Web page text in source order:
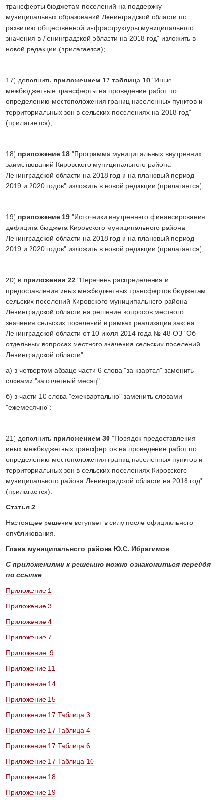
трансферты бюджетам поселений на поддержку
муниципальных образований Ленинградской области по
развитию общественной инфраструктуры муниципального
значения в Ленинградской области на 2018 год" изложить в
новой редакции (прилагается);
17) дополнить приложением 17 таблица 10 "Иные
межбюджетные трансферты на проведение работ по
определению местоположения границ населенных пунктов и
территориальных зон в сельских поселениях на 2018 год"
(прилагается);
18) приложение 18 "Программа муниципальных внутренних
заимствований Кировского муниципального района
Ленинградской области на 2018 год и на плановый период
2019 и 2020 годов" изложить в новой редакции (прилагается);
19) приложение 19 "Источники внутреннего финансирования
дефицита бюджета Кировского муниципального района
Ленинградской области на 2018 год и на плановый период
2019 и 2020 годов" изложить в новой редакции (прилагается);
20) в приложении 22 "Перечень распределения и
предоставления иных межбюджетных трансфертов бюджетам
сельских поселений Кировского муниципального района
Ленинградской области на решение вопросов местного
значения сельских поселений в рамках реализации закона
Ленинградской области от 10 июля 2014 года № 48-ОЗ "Об
отдельных вопросах местного значения сельских поселений
Ленинградской области":
а) в четвертом абзаце части 6 слова "за квартал" заменить
словами "за отчетный месяц",
б) в части 10 слова "ежеквартально" заменить словами
"ежемесячно";
21) дополнить приложением 30 "Порядок предоставления
иных межбюджетных трансфертов на проведение работ по
определению местоположения границ населенных пунктов и
территориальных зон в сельских поселениях Кировского
муниципального района Ленинградской области на 2018 год"
(прилагается).
Статья 2
Настоящее решение вступает в силу после официального
опубликования.
Глава муниципального района Ю.С. Ибрагимов
С приложениями к решению можно ознакомиться перейдя
по ссылке
Приложение 1
Приложение 3
Приложение 4
Приложение 7
Приложение 9
Приложение 11
Приложение 14
Приложение 15
Приложение 17 Таблица 3
Приложение 17 Таблица 4
Приложение 17 Таблица 6
Приложение 17 Таблица 10
Приложение 18
Приложение 19